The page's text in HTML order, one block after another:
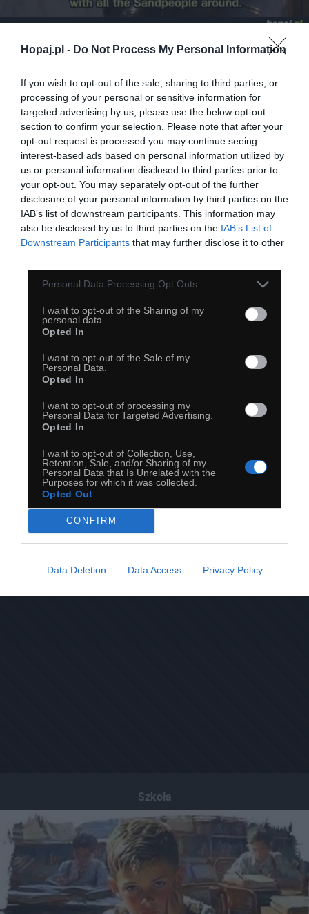
Hopaj.pl - Do Not Process My Personal Information
If you wish to opt-out of the sale, sharing to third parties, or
processing of your personal or sensitive information for
targeted advertising by us, please use the below opt-out
section to confirm your selection. Please note that after your
opt-out request is processed you may continue seeing
interest-based ads based on personal information utilized by
us or personal information disclosed to third parties prior to
your opt-out. You may separately opt-out of the further
disclosure of your personal information by third parties on the
IAB’s list of downstream participants. This information may
also be disclosed by us to third parties on the IAB’s List of
Downstream Participants that may further disclose it to other
Personal Data Processing Opt Outs
I want to opt-out of the Sharing of my
personal data.
Opted In
I want to opt-out of the Sale of my
Personal Data.
Opted In
I want to opt-out of processing my
Personal Data for Targeted Advertising.
Opted In
I want to opt-out of Collection, Use,
Retention, Sale, and/or Sharing of my
Personal Data that Is Unrelated with the
Purposes for which it was collected.
Opted Out
CONFIRM
Data Deletion Data Access Privacy Policy
35
Komentuj Dodaj do ulubionych Dodaj do przyjaciół
Roman Tyk
Komentuj Dodaj do ulubionych Dodaj do przyjaciół
Szkoła